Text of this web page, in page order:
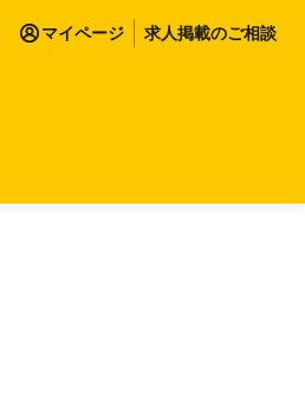
マイページ 求人掲載のご相談